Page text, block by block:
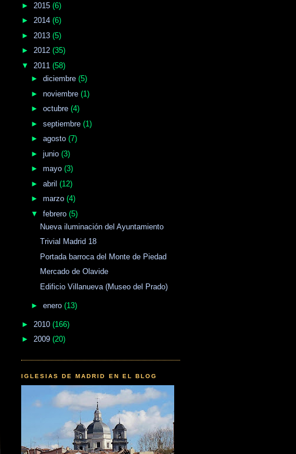
► 2015 (6)
► 2014 (6)
► 2013 (5)
► 2012 (35)
▼ 2011 (58)
► diciembre (5)
► noviembre (1)
► octubre (4)
► septiembre (1)
► agosto (7)
► junio (3)
► mayo (3)
► abril (12)
► marzo (4)
▼ febrero (5)
Nueva iluminación del Ayuntamiento
Trivial Madrid 18
Portada barroca del Monte de Piedad
Mercado de Olavide
Edificio Villanueva (Museo del Prado)
► enero (13)
► 2010 (166)
► 2009 (20)
IGLESIAS DE MADRID EN EL BLOG